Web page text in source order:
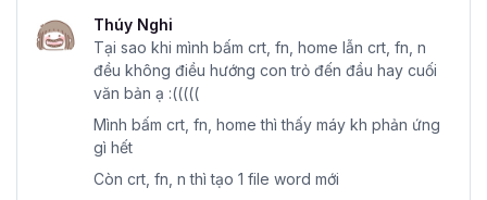
Thúy Nghi
Tại sao khi mình bấm crt, fn, home lẫn crt, fn, n
đều không điều hướng con trỏ đến đầu hay cuối
văn bản ạ :(((((
Mình bấm crt, fn, home thì thấy máy kh phản ứng
gì hết
Còn crt, fn, n thì tạo 1 file word mới